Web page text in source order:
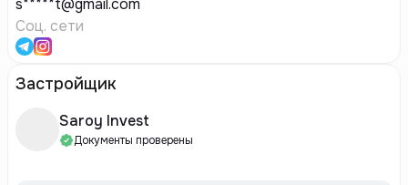
s*****t@gmail.com
Соц. сети
Застройщик
Saroy Invest
Документы проверены